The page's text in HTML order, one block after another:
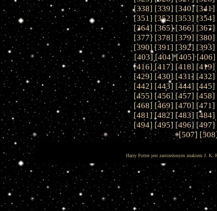
[338] [339] [340] [341]
[351] [352] [353] [354]
[364] [365] [366] [367]
[377] [378] [379] [380]
[390] [391] [392] [393]
[403] [404] [405] [406]
[416] [417] [418] [419]
[429] [430] [431] [432]
[442] [443] [444] [445]
[455] [456] [457] [458]
[468] [469] [470] [471]
[481] [482] [483] [484]
[494] [495] [496] [497]
[507] [508
Harry Potter jest zastrzeżonym znakiem J. K.